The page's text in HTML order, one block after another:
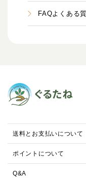
FAQよくある
送料とお支払いについて
ポイントについて
Q&A